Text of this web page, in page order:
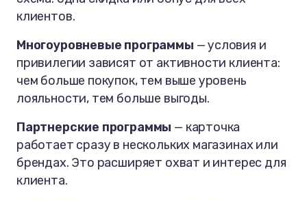
клиентов.
Многоуровневые программы — условия и
привилегии зависят от активности клиента:
чем больше покупок, тем выше уровень
лояльности, тем больше выгоды.
Партнерские программы — карточка
работает сразу в нескольких магазинах или
брендах. Это расширяет охват и интерес для
клиента.